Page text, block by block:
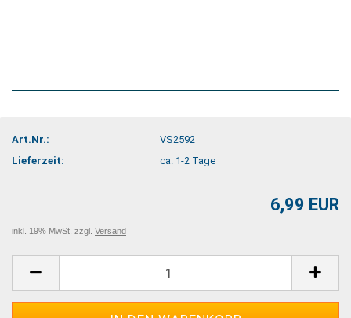
Art.Nr.:
VS2592
Lieferzeit:
ca. 1-2 Tage
6,99 EUR
inkl. 19% MwSt. zzgl. Versand